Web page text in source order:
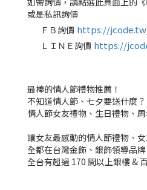
或是私訊詢價
ＦＢ詢價 https://
ＬＩＮＥ詢價 https://
最棒的情人節禮物推薦！
不知道情人節、七夕要送什麼？
情人節女友禮物、生日禮物、
讓女友最感動的情人節禮物、
全都在台灣金飾、銀飾領導品
全台有超過 170 間以上銀樓 &